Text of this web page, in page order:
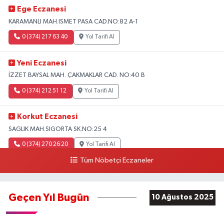
Ege Eczanesi
KARAMANLI MAH.ISMET PASA CAD.NO:82 A-1
0 (374) 217 63 40 Yol Tarifi Al
Yeni Eczanesi
İZZET BAYSAL MAH. ÇAKMAKLAR CAD. NO:40 B
0 (374) 212 51 12 Yol Tarifi Al
Korkut Eczanesi
SAGLIK MAH.SIGORTA SK.NO:25 4
0 (374) 270 26 20 Yol Tarifi Al
Tüm Nöbetçi Eczaneler
Geçen Yıl Bugün 10 Ağustos 2025